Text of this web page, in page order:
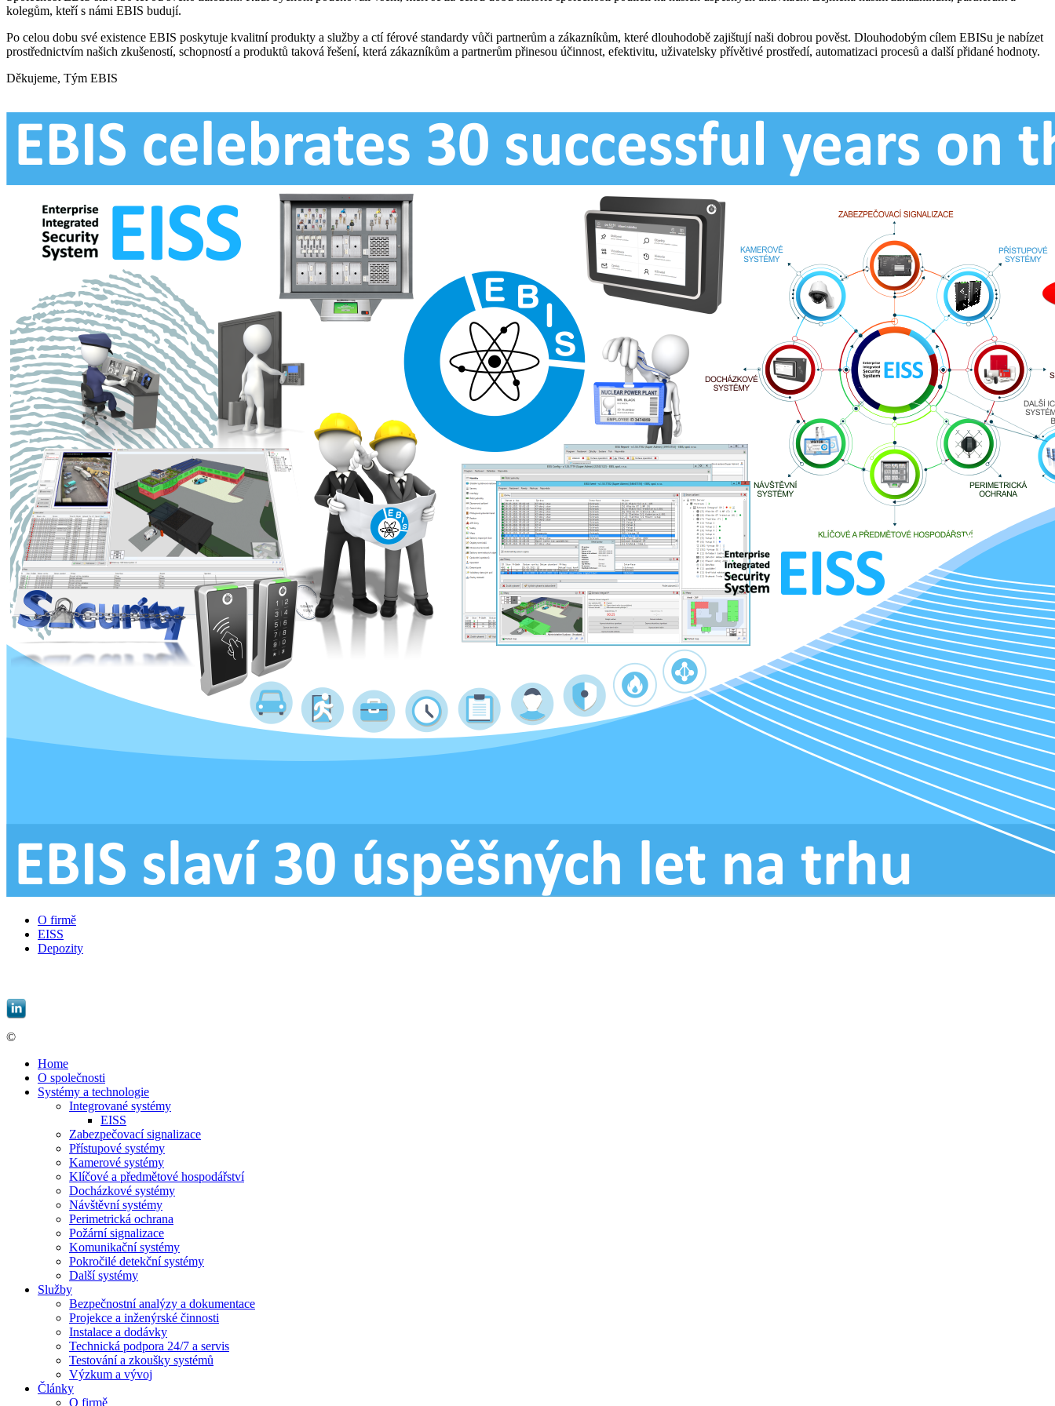
kolegům, kteří s námi EBIS budují.
Po celou dobu své existence EBIS poskytuje kvalitní produkty a služby a ctí férové standardy vůči partnerům a zákazníkům, které dlouhodobě zajištují naši dobrou pověst. Dlouhodobým cílem EBISu je nabízet
prostřednictvím našich zkušeností, schopností a produktů taková řešení, která zákazníkům a partnerům přinesou účinnost, efektivitu, uživatelsky přívětivé prostředí, automatizaci procesů a další přidané hodnoty.
Děkujeme, Tým EBIS
O firmě
EISS
Depozity
©
Home
O společnosti
Systémy a technologie
Integrované systémy
EISS
Zabezpečovací signalizace
Přístupové systémy
Kamerové systémy
Klíčové a předmětové hospodářství
Docházkové systémy
Návštěvní systémy
Perimetrická ochrana
Požární signalizace
Komunikační systémy
Pokročilé detekční systémy
Další systémy
Služby
Bezpečnostní analýzy a dokumentace
Projekce a inženýrské činnosti
Instalace a dodávky
Technická podpora 24/7 a servis
Testování a zkoušky systémů
Výzkum a vývoj
Články
O firmě